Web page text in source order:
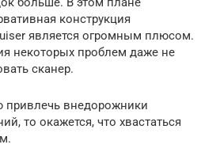
конструкция
является огромным плюсом.
некоторых проблем даже не
сканер.
привлечь внедорожники
то окажется, что хвастаться